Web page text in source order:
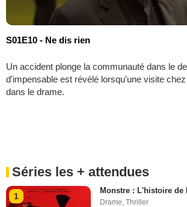
S01E10 - Ne dis rien
Un accident plonge la communauté dans le
d'impensable est révélé lorsqu'une visite
dans le drame.
Séries les + attendues
1
Monstre : L'histoire de
Drame,Thriller